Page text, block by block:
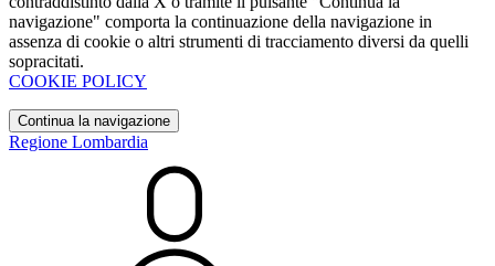
navigazione" comporta la continuazione della navigazione in
assenza di cookie o altri strumenti di tracciamento diversi da quelli
sopracitati.
COOKIE POLICY
Continua la navigazione
Regione Lombardia